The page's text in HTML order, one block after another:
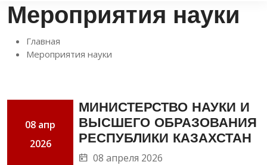
Мероприятия науки
Главная
Мероприятия науки
08 апр
2026
МИНИСТЕРСТВО НАУКИ И
ВЫСШЕГО ОБРАЗОВАНИЯ
РЕСПУБЛИКИ КАЗАХСТАН
08 апреля 2026